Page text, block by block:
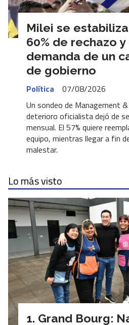
Milei se
60% de rechazo
demanda de un
de gobierno
Política
07/08/2026
Un sondeo de Management
deterioro oficialista dejó de
mensual. El 57% quiere
equipo, mientras llegar a fin
malestar.
Lo más visto
Grand Bourg: